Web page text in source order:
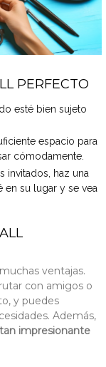
PERFECTO
esté bien sujeto
espacio para
cómodamente.
invitados, haz una
en su lugar y se vea
ventajas.
con amigos o
y puedes
Además,
impresionante